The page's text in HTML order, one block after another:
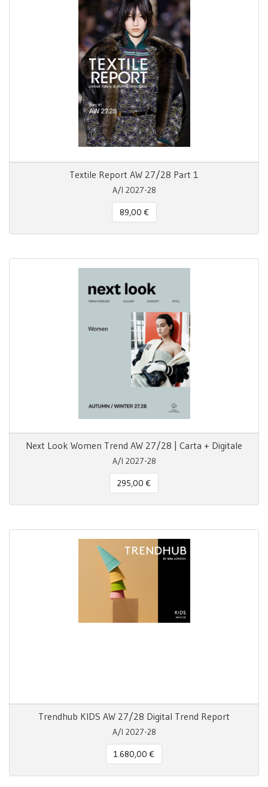
Textile Report AW 27/28 Part 1
A/I 2027-28
89,00 €
Next Look Women Trend AW 27/28 | Carta + Digitale
A/I 2027-28
295,00 €
Trendhub KIDS AW 27/28 Digital Trend Report
A/I 2027-28
1.680,00 €